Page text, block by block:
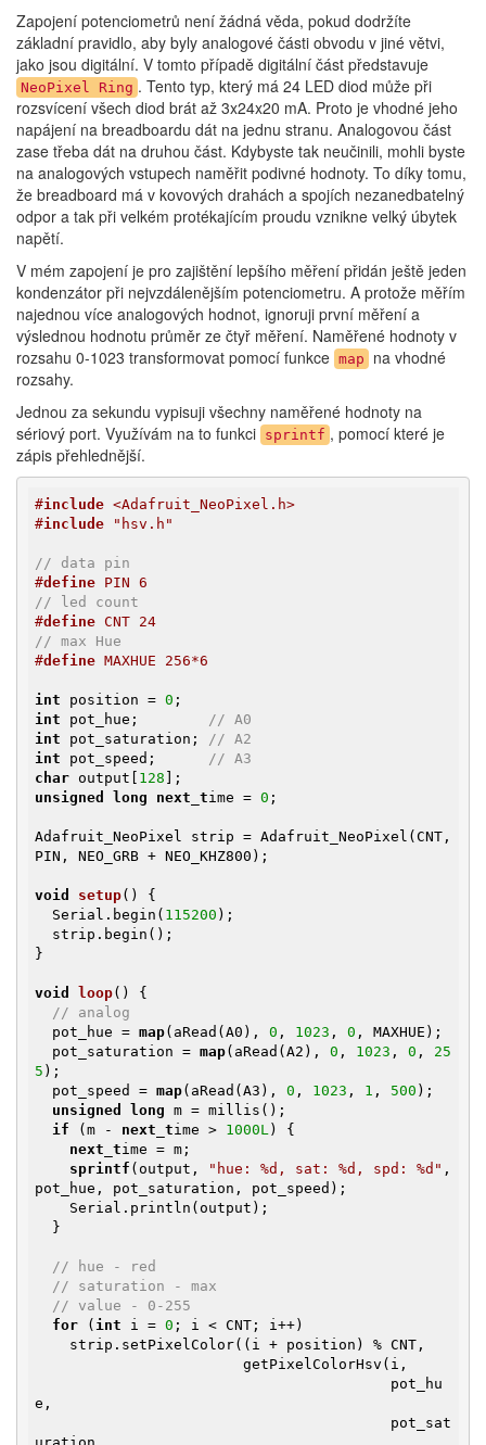
Zapojení potenciometrů není žádná věda, pokud dodržíte
základní pravidlo, aby byly analogové části obvodu v jiné větvi,
jako jsou digitální. V tomto případě digitální část představuje
NeoPixel Ring . Tento typ, který má 24 LED diod může při
rozsvícení všech diod brát až 3x24x20 mA. Proto je vhodné jeho
napájení na breadboardu dát na jednu stranu. Analogovou část
zase třeba dát na druhou část. Kdybyste tak neučinili, mohli byste
na analogových vstupech naměřit podivné hodnoty. To díky tomu,
že breadboard má v kovových drahách a spojích nezanedbatelný
odpor a tak při velkém protékajícím proudu vznikne velký úbytek
napětí.
V mém zapojení je pro zajištění lepšího měření přidán ještě jeden
kondenzátor při nejvzdálenějším potenciometru. A protože měřím
najednou více analogových hodnot, ignoruji první měření a
výslednou hodnotu průměr ze čtyř měření. Naměřené hodnoty v
rozsahu 0-1023 transformovat pomocí funkce map
na vhodné
rozsahy.
Jednou za sekundu vypisuji všechny naměřené hodnoty na
sériový port. Využívám na to funkci sprintf , pomocí které je
zápis přehlednější.
#include <Adafruit_NeoPixel.h>
#include "hsv.h"
// data pin
#define PIN 6
// led count
#define CNT 24
// max Hue
#define MAXHUE 256*6
int position = 0
int pot_hue;
// A0
int pot_saturation;
// A2
int pot_speed;
// A3
char output[ 128
unsigned
long next_time = 0 ;
Adafruit_NeoPixel strip = Adafruit_NeoPixel(CNT,
PIN, NEO_GRB + NEO_KHZ800);
void setup()
{
  Serial.begin(
115200 );
}
void loop()
{
// analog
  pot_hue =
map(aRead(A0), 0 , 1023 , 0 , MAXHUE);
  pot_saturation =
map(aRead(A2), 0 , 1023 , 0 , 25
5 );
  pot_speed =
map(aRead(A3), 0 , 1023 , 1 , 500 );
unsigned
long m = millis();
if (m - next_time > 1000L ) {
next_time = m;
sprintf (output, "hue: %d, sat: %d, spd: %d" ,
pot_hue, pot_saturation, pot_speed);
// hue - red
// saturation - max
// value - 0-255
for ( int i = 0 ; i < CNT; i++)
e,